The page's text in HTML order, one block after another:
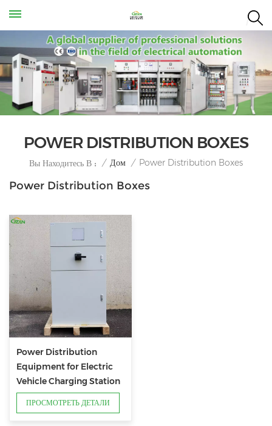
POWER DISTRIBUTION BOXES
Вы Находитесь В : / Дом / Power Distribution Boxes
Power Distribution Boxes
Power Distribution
Equipment for Electric
Vehicle Charging Station
Systems
ПРОСМОТРЕТЬ ДЕТАЛИ